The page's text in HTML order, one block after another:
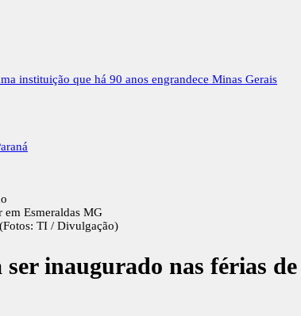
instituição que há 90 anos engrandece Minas Gerais
TI / Divulgação)
inaugurado nas férias